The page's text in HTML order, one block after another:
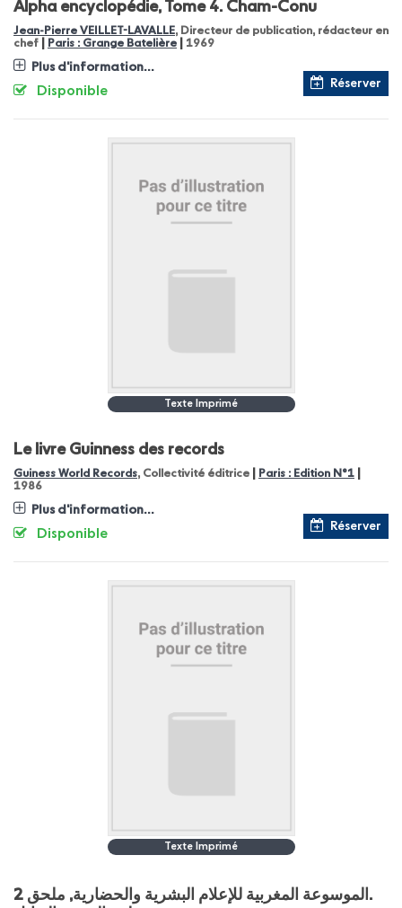
Alpha encyclopédie, Tome 4. Cham-Conu
Jean-Pierre VEILLET-LAVALLE, Directeur de publication, rédacteur en
chef
Paris : Grange Batelière 1969
Plus d'information...
Réserver
Disponible
Texte Imprimé
Le livre Guinness des records
Guiness World Records, Collectivité éditrice Paris : Edition N°1
1986
Plus d'information...
Réserver
Disponible
Texte Imprimé
الموسوعة المغربية للإعلام البشرية والحضارية, ملحق 2.